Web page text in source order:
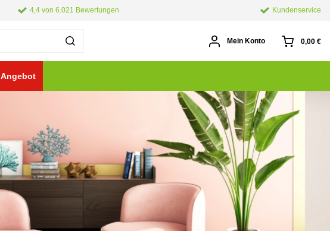
4,4 von 6.021 Bewertungen Kundenservice
Mein Konto 0,00 €
Angebot